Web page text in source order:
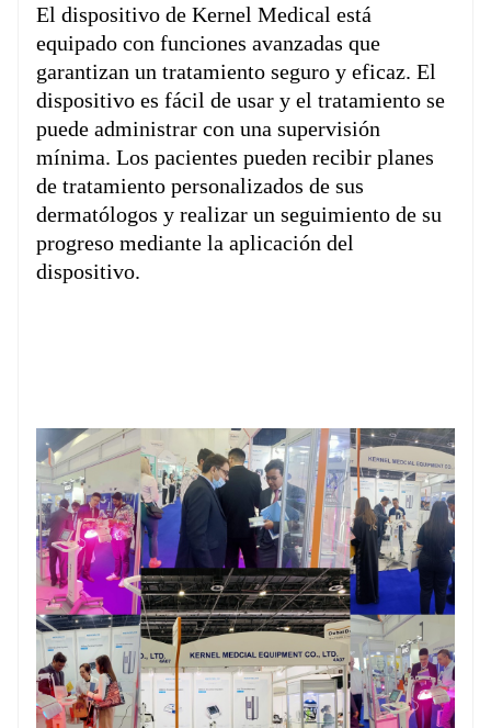
El dispositivo de Kernel Medical está
equipado con funciones avanzadas que
garantizan un tratamiento seguro y eficaz. El
dispositivo es fácil de usar y el tratamiento se
puede administrar con una supervisión
mínima. Los pacientes pueden recibir planes
de tratamiento personalizados de sus
dermatólogos y realizar un seguimiento de su
progreso mediante la aplicación del
dispositivo.